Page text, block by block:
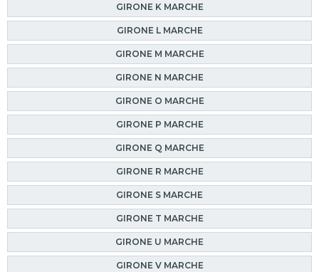
GIRONE K MARCHE
GIRONE L MARCHE
GIRONE M MARCHE
GIRONE N MARCHE
GIRONE O MARCHE
GIRONE P MARCHE
GIRONE Q MARCHE
GIRONE R MARCHE
GIRONE S MARCHE
GIRONE T MARCHE
GIRONE U MARCHE
GIRONE V MARCHE